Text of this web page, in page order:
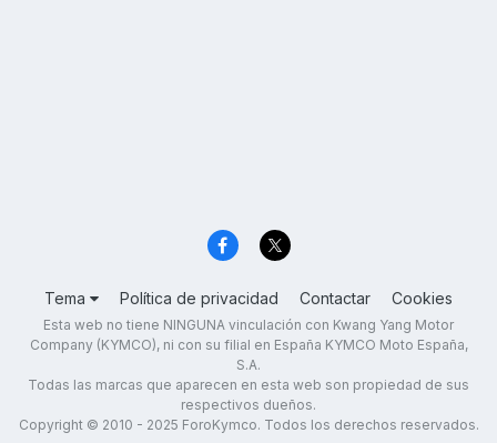
Tema Política de privacidad Contactar Cookies
Esta web no tiene NINGUNA vinculación con Kwang Yang Motor
Company (KYMCO), ni con su filial en España KYMCO Moto España,
S.A.
Todas las marcas que aparecen en esta web son propiedad de sus
respectivos dueños.
Copyright © 2010 - 2025 ForoKymco. Todos los derechos reservados.